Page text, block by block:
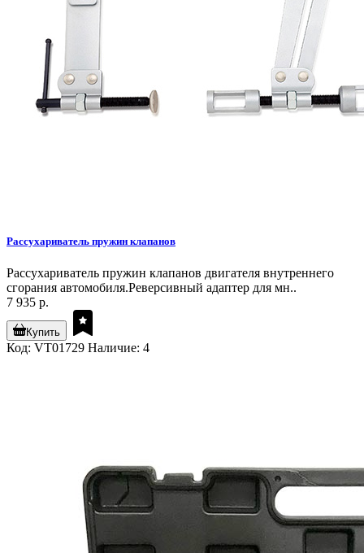
Рассухариватель пружин клапанов
Рассухариватель пружин клапанов двигателя внутреннего
сгорания автомобиля.Реверсивный адаптер для мн..
7 935 р.
Купить
Код: VT01729 Наличие: 4